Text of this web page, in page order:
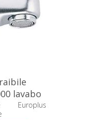
lavabo
Europlus